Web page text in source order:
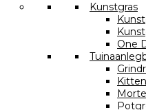
Kunstgras
One